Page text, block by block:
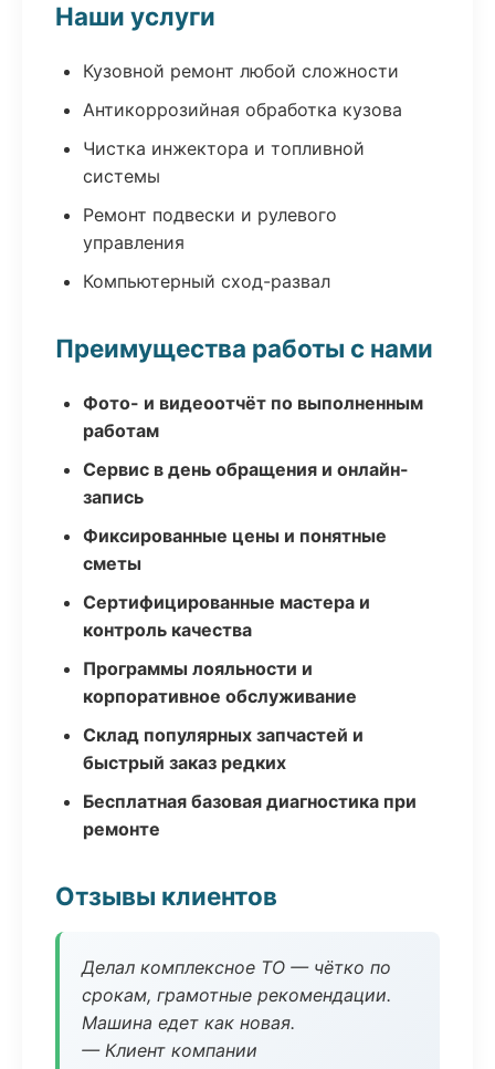
Наши услуги
Кузовной ремонт любой сложности
Антикоррозийная обработка кузова
Чистка инжектора и топливной
системы
Ремонт подвески и рулевого
управления
Компьютерный сход-развал
Преимущества работы с нами
Фото- и видеоотчёт по выполненным
работам
Сервис в день обращения и онлайн-
запись
Фиксированные цены и понятные
сметы
Сертифицированные мастера и
контроль качества
Программы лояльности и
корпоративное обслуживание
Склад популярных запчастей и
быстрый заказ редких
Бесплатная базовая диагностика при
ремонте
Отзывы клиентов
Делал комплексное ТО — чётко по
срокам, грамотные рекомендации.
Машина едет как новая.
— Клиент компании